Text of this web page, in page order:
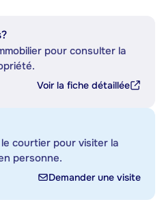
pour consulter la
Voir la fiche détaillée
courtier pour visiter la
personne.
Demander une visite